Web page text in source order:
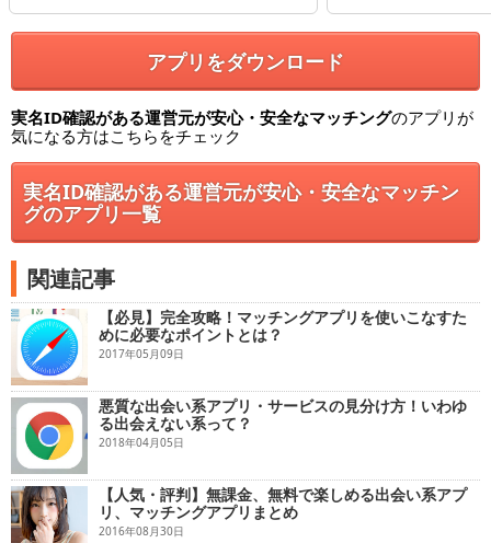
アプリをダウンロード
実名ID確認がある運営元が安心・安全なマッチングのアプリが
気になる方はこちらをチェック
実名ID確認がある運営元が安心・安全なマッチン
グのアプリ一覧
関連記事
【必見】完全攻略！マッチングアプリを使いこなすた
めに必要なポイントとは？
2017年05月09日
悪質な出会い系アプリ・サービスの見分け方！いわゆ
る出会えない系って？
2018年04月05日
【人気・評判】無課金、無料で楽しめる出会い系アプ
リ、マッチングアプリまとめ
2016年08月30日